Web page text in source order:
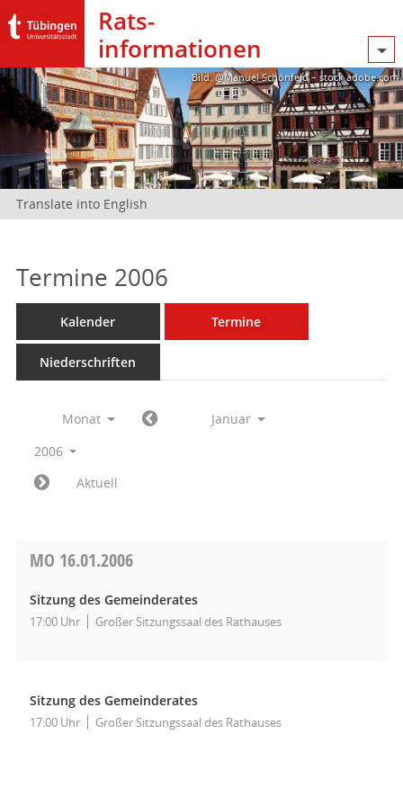
Rats­
informationen
Bild: @Manuel Schönfeld – stock.adobe.com
Translate into English
Termine 2006
Kalender Termine
Niederschriften
Monat
Januar
2006
Aktuell
MO 16.01.2006
Sitzung des Gemeinderates
17:00 Uhr Großer Sitzungssaal des Rathauses
Sitzung des Gemeinderates
17:00 Uhr Großer Sitzungssaal des Rathauses